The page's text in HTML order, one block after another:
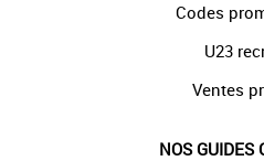
Codes
U23
Ventes
NOS GUIDES